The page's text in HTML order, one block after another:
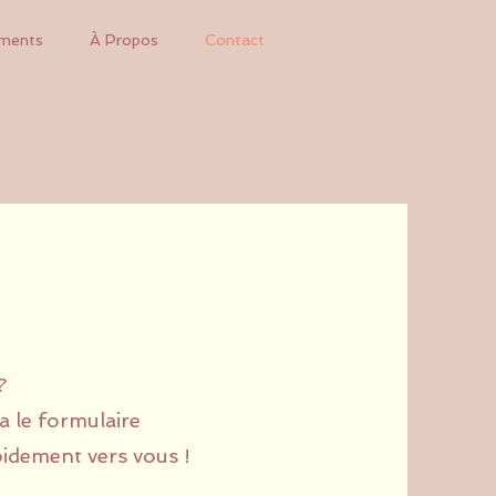
À Propos Contact
le formulaire
vers vous !